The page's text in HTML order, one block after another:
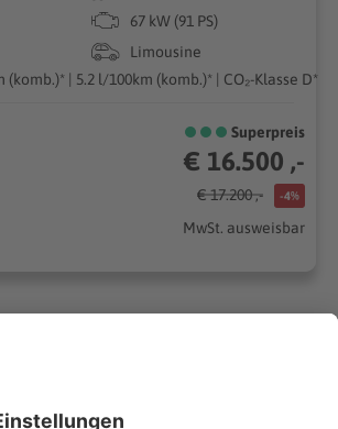
67 kW (91 PS)
Limousine
(komb.)* | 5.2 l/100km (komb.)* | CO₂-Klasse D*
Superpreis
€ 16.500 ,-
€ 17.200 ,- -4%
MwSt. ausweisbar
100 Angebote anzeigen